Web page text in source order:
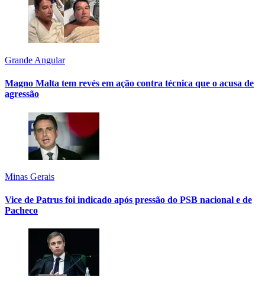
Grande Angular
Magno Malta tem revés em ação contra técnica que o acusa de
agressão
Minas Gerais
Vice de Patrus foi indicado após pressão do PSB nacional e de
Pacheco